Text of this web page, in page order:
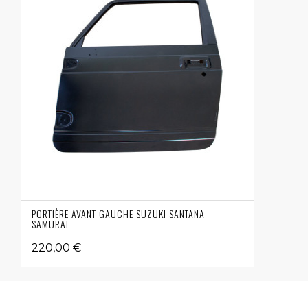
PORTIÈRE AVANT GAUCHE SUZUKI SANTANA
SAMURAI
220,00 €